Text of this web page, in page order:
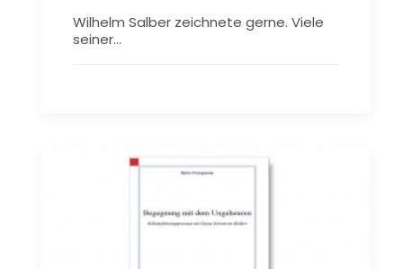
Wilhelm Salber zeichnete gerne. Viele
seiner…